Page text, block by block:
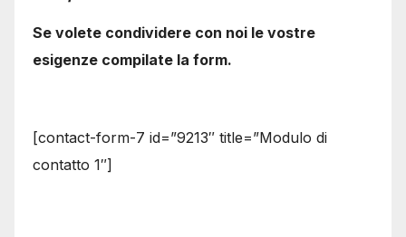
Se volete condividere con noi le vostre
esigenze compilate la form.
[contact-form-7 id=”9213″ title=”Modulo di
contatto 1″]